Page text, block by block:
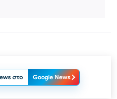
στο Google News